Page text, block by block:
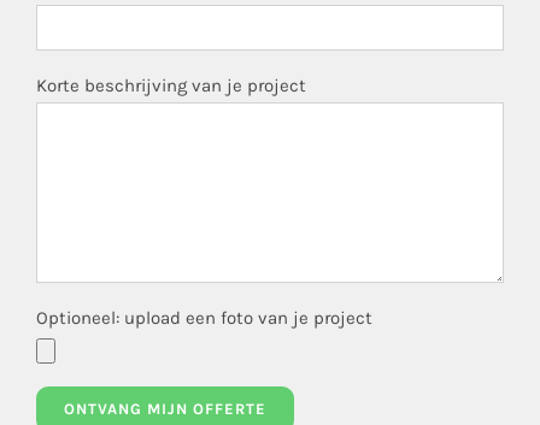
Korte beschrijving van je project
Optioneel: upload een foto van je project